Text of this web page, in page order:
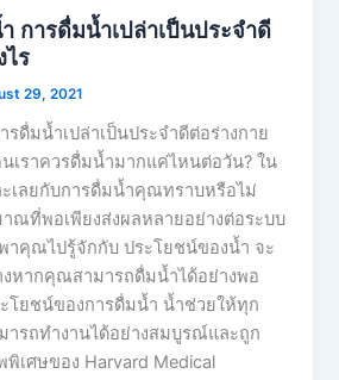
การดื่มน้ำเปล่าเป็นประจำดี
ไร
29, 2021
ดื่มน้ำเปล่าเป็นประจำดีต่อร่างกาย
เราควรดื่มน้ำมากแค่ไหนต่อวัน? ใน
เลยกับการดื่มน้ำคุณทราบหรือไม่
ณที่พอเพียงส่งผลหลายอย่างต่อระบบ
พาคุณไปรู้จักกับ ประโยชน์ของน้ำ จะ
งหากคุณสามารถดื่มน้ำได้อย่างพอ
ะโยชน์ของการดื่มน้ำ น้ำช่วยให้ทุก
ารถทำงานได้อย่างสมบูรณ์และถูก
เศษของ Harvard Medical